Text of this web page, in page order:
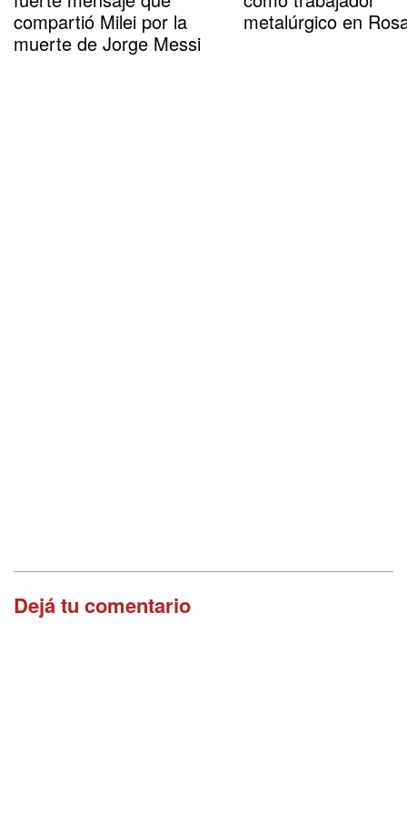
compartió Milei por la
muerte de Jorge Messi
metalúrgico en
Dejá tu comentario